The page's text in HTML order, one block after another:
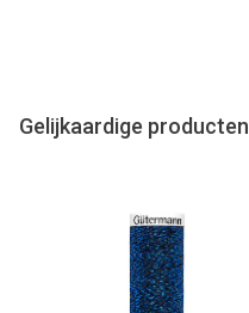
Gelijkaardige producten